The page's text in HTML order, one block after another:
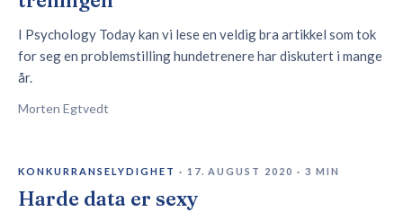
I Psychology Today kan vi lese en veldig bra artikkel som tok
for seg en problemstilling hundetrenere har diskutert i mange
år.
Morten Egtvedt
KONKURRANSELYDIGHET · 17. AUGUST 2020 ·3 MIN
Harde data er sexy